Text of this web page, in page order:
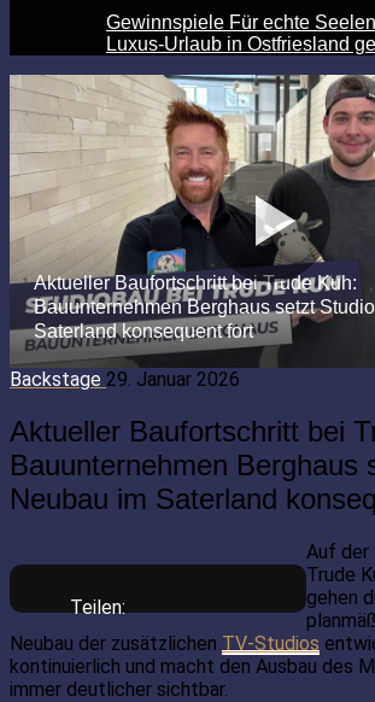
Gewinnspiele Für echte
Luxus-Urlaub in Ostfriesland
Backstage 29. Januar 2026
Aktueller Baufortschritt bei
Bauunternehmen Berghaus
Neubau im Saterland
Teilen:
Auf der
Trude
gehen
Neubau der zusätzlichen TV-Studios
kontinuierlich und macht den Ausbau des
immer deutlicher sichtbar.